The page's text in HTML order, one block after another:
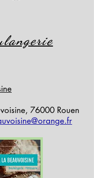
76000 Rouen